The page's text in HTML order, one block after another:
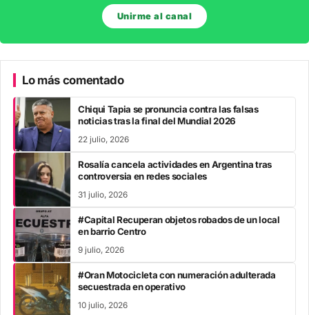
Unirme al canal
Lo más comentado
Chiqui Tapia se pronuncia contra las falsas
noticias tras la final del Mundial 2026
22 julio, 2026
Rosalía cancela actividades en Argentina tras
controversia en redes sociales
31 julio, 2026
#Capital Recuperan objetos robados de un local
en barrio Centro
9 julio, 2026
#Oran Motocicleta con numeración adulterada
secuestrada en operativo
10 julio, 2026